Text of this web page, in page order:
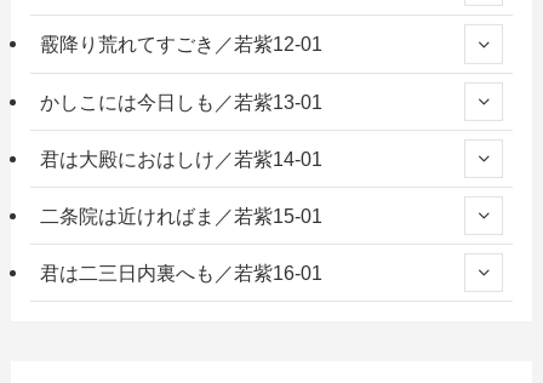
霰降り荒れてすごき／若紫12-01
かしこには今日しも／若紫13-01
君は大殿におはしけ／若紫14-01
二条院は近ければま／若紫15-01
君は二三日内裏へも／若紫16-01